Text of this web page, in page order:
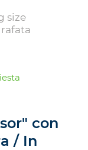
size
con
/ In